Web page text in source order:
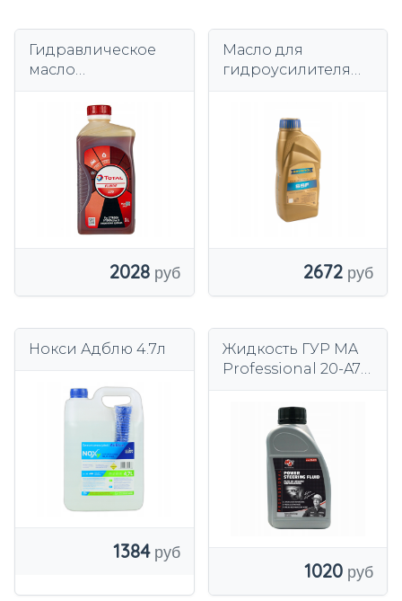
Гидравлическое
масло
Fluide LDS 1л
Citroën HYDRActive
2028
Масло для
гидроусилителя
2672
Нокси Адблю 4.7л
1384
Жидкость ГУР MA
Professional 20-A79
1020